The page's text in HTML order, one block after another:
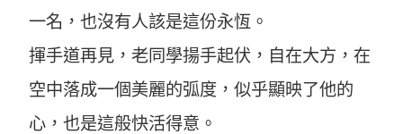
一名，也沒有人該是這份永恆。
揮手道再見，老同學揚手起伏，自在大方，在
空中落成一個美麗的弧度，似乎顯映了他的
心，也是這般快活得意。